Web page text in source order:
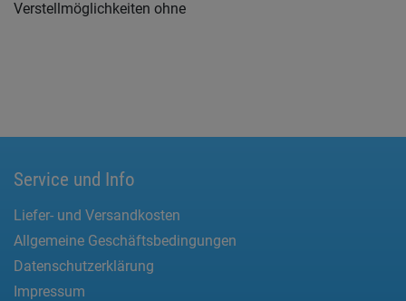
Verstellmöglichkeiten ohne
Service und Info
Liefer- und Versandkosten
Allgemeine Geschäftsbedingungen
Datenschutzerklärung
Impressum